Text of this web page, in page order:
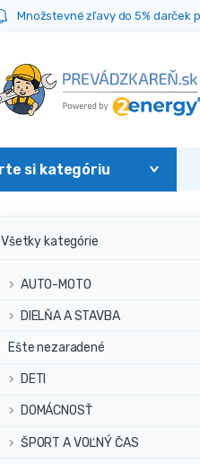
Množstevné zľavy do 5% darček
Všetky kategórie
AUTO-MOTO
DIELŇA A STAVBA
Ešte nezaradené
DETI
DOMÁCNOSŤ
ŠPORT A VOĽNÝ ČAS